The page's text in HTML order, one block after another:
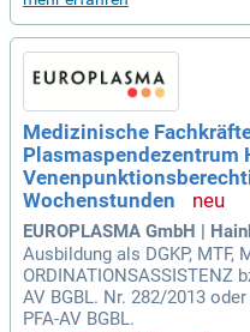
Medizinische
Plasmaspendezentrum
Wochenstunden
EUROPLASMA GmbH |
Ausbildung als DGKP, MTF,
ORDINATIONSASSISTENZ
AV BGBL. Nr. 282/2013
PFA-AV BGBL.